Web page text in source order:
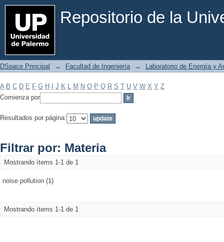
Repositorio de la
Filtrar por: Materia
DSpace Principal → Facultad de Ingeniería → Laboratorio de Energía y
A B C D E F G H J K L M N O P Q R S T U V W X Y Z
Comienza por
Resultados por página:
Filtrar por: Materia
Mostrando ítems 1-1 de 1
noise pollution (1)
Mostrando ítems 1-1 de 1